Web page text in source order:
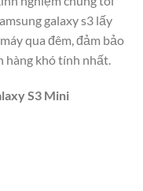
galaxy s3 lấy
qua đêm, đảm bảo
hàng khó tính nhất.
S3 Mini